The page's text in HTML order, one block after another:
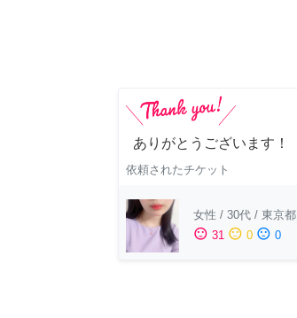
ありがとうございます！
依頼されたチケット
女性 / 30代 / 東京都
sentiment_satisfied 31 sentiment_neutral 0 sentiment_dissatisfied 0